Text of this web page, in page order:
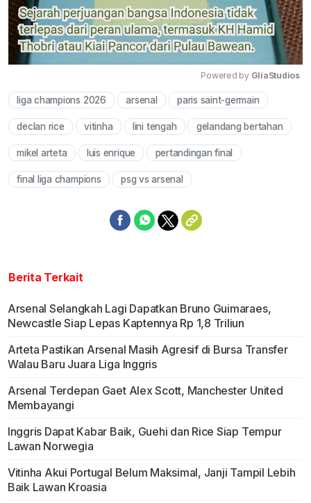
Mute
Powered by GliaStudios
liga champions 2026 arsenal paris saint-germain
declan rice vitinha lini tengah gelandang bertahan
mikel arteta luis enrique pertandingan final
final liga champions psg vs arsenal
Berita Terkait
Arsenal Selangkah Lagi Dapatkan Bruno Guimaraes,
Newcastle Siap Lepas Kaptennya Rp 1,8 Triliun
Arteta Pastikan Arsenal Masih Agresif di Bursa Transfer
Walau Baru Juara Liga Inggris
Arsenal Terdepan Gaet Alex Scott, Manchester United
Membayangi
Inggris Dapat Kabar Baik, Guehi dan Rice Siap Tempur
Lawan Norwegia
Vitinha Akui Portugal Belum Maksimal, Janji Tampil Lebih
Baik Lawan Kroasia